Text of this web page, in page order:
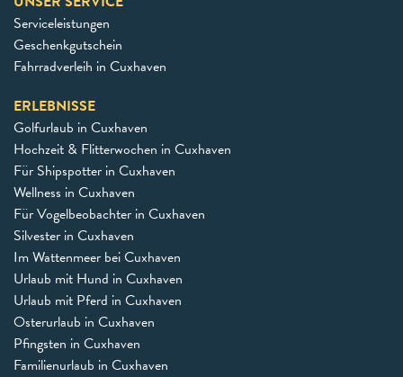
Serviceleistungen
Geschenkgutschein
Fahrradverleih in Cuxhaven
ERLEBNISSE
Golfurlaub in Cuxhaven
Hochzeit & Flitterwochen in Cuxhaven
Für Shipspotter in Cuxhaven
Wellness in Cuxhaven
Für Vogelbeobachter in Cuxhaven
Silvester in Cuxhaven
Im Wattenmeer bei Cuxhaven
Urlaub mit Hund in Cuxhaven
Urlaub mit Pferd in Cuxhaven
Osterurlaub in Cuxhaven
Pfingsten in Cuxhaven
Familienurlaub in Cuxhaven